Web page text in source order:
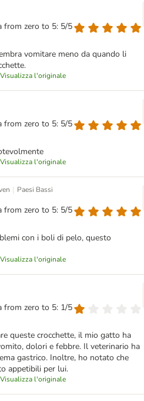
from zero to 5: 5/5
vomitare meno da quando li
Visualizza l'originale
from zero to 5: 5/5
Visualizza l'originale
| Paesi Bassi
from zero to 5: 5/5
con i boli di pelo, questo
Visualizza l'originale
from zero to 5: 1/5
queste crocchette, il mio gatto ha
dolori e febbre. Il veterinario ha
gastrico. Inoltre, ho notato che
appetibili per lui.
Visualizza l'originale